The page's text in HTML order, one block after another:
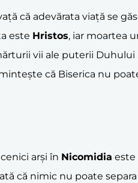
că adevărata viață se
este Hristos, iar moartea
vii ale puterii Duhului
că Biserica nu
arși în Nicomidia este
că nimic nu poate